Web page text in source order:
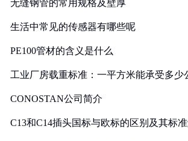
无缝钢管的常用规格及壁厚
生活中常见的传感器有哪些呢
PE100管材的含义是什么
工业厂房载重标准：一平方米能承受多少
CONOSTAN公司简介
C13和C14插头国标与欧标的区别及其标